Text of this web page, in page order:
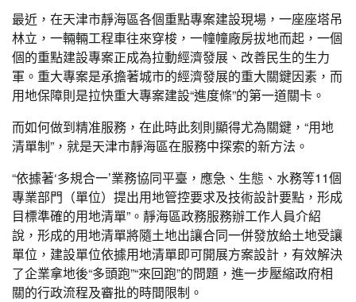
最近，在天津市靜海區各個重點專案建設現場，一座座塔吊
林立，一輛輛工程車往來穿梭，一幢幢廠房拔地而起，一個
個的重點建設專案正成為拉動經濟發展、改善民生的生力
軍。重大專案是承擔著城市的經濟發展的重大關鍵因素，而
用地保障則是拉快重大專案建設“進度條”的第一道關卡。
而如何做到精准服務，在此時此刻則顯得尤為關鍵，“用地
清單制”，就是天津市靜海區在服務中探索的新方法。
“依據著‘多規合一’業務協同平臺，應急、生態、水務等11個
專業部門（單位）提出用地管控要求及技術設計要點，形成
目標準確的用地清單”。靜海區政務服務辦工作人員介紹
說，形成的用地清單將隨土地出讓合同一併發放給土地受讓
單位，建設單位依據用地清單即可開展方案設計，有效解決
了企業拿地後“多頭跑”“來回跑”的問題，進一步壓縮政府相
關的行政流程及審批的時間限制。